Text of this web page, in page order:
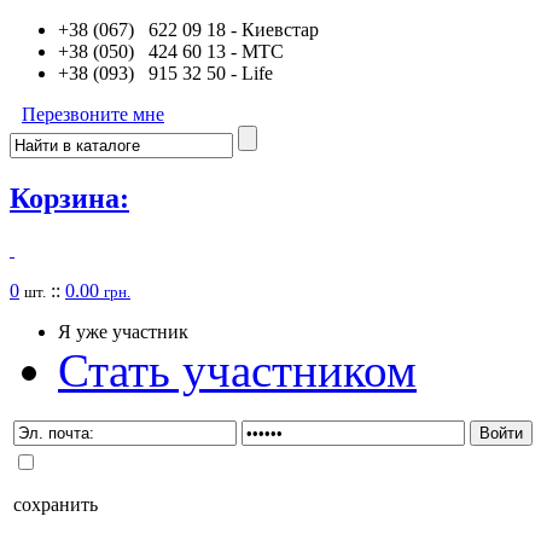
+38 (067) 622 09 18 - Киевстар
+38 (050) 424 60 13 - MTC
+38 (093) 915 32 50 - Life
Перезвоните мне
Корзина:
0 шт. :: 0.00 грн.
Я уже участник
Стать участником
сохранить